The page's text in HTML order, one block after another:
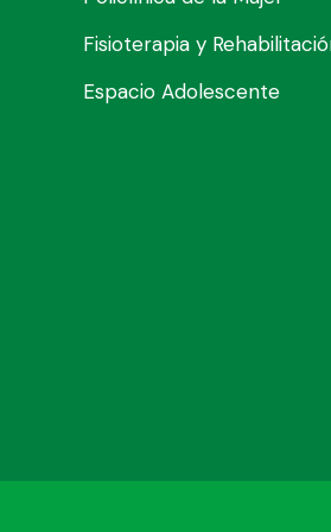
Fisioterapia y
Espacio Adolescente